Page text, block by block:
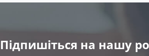
Підпишіться на нашу